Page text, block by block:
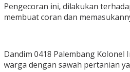
Pengecoran ini, dilakukan
membuat coran dan
Dandim 0418 Palembang
warga dengan sawah pertanian